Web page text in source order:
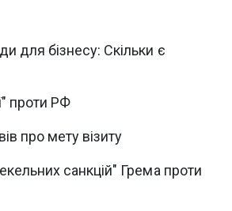
для бізнесу: Скільки є
проти РФ
про мету візиту
санкцій" Грема проти